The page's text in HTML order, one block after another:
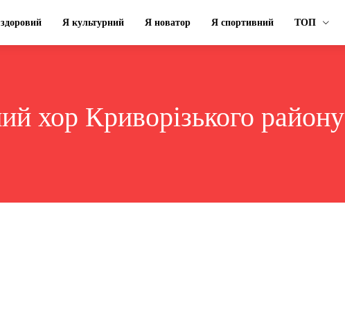
Я культурний Я новатор Я спортивний ТОП
хор Криворізького району